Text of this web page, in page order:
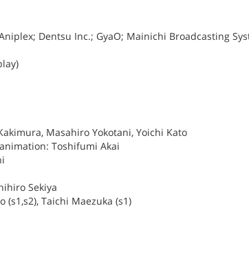
Dentsu Inc.; GyaO; Mainichi Broadcasting
Masahiro Yokotani, Yoichi Kato
Toshifumi Akai
Sekiya
Taichi Maezuka (s1)